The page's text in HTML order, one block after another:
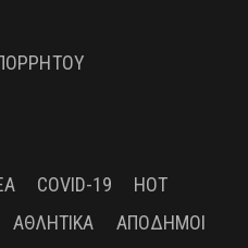
COVID-19
HOT
ΑΘΛΗΤΙΚΆ
ΑΠΌΔΗΜΟΙ